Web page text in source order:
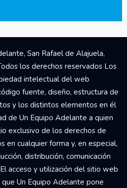
San Rafael de Alajuela,
los derechos reservados Los
intelectual del web
fuente, diseño, estructura de
y los distintos elementos en él
de Un Equipo Adelante a quien
exclusivo de los derechos de
en cualquier forma y, en especial,
distribución, comunicación
acceso y utilización del sitio web
Un Equipo Adelante pone